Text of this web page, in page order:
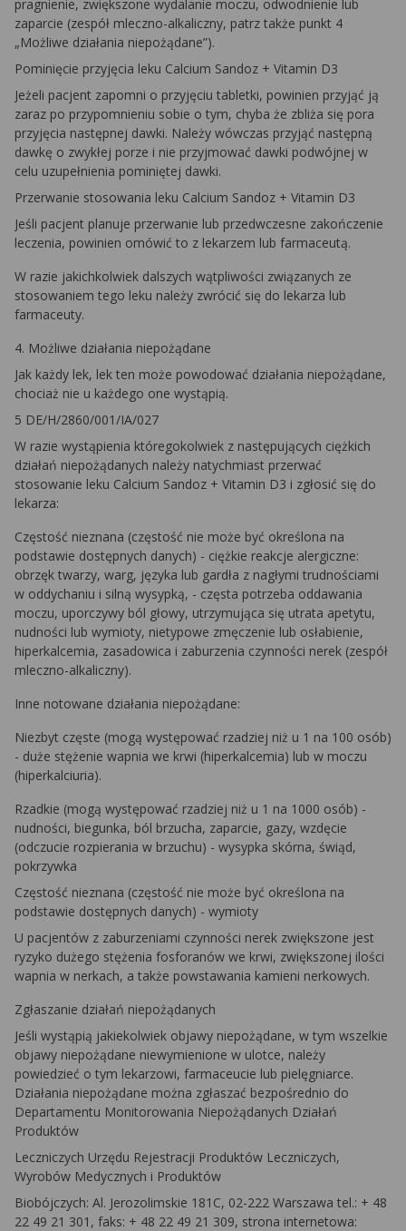
pragnienie, zwiększone wydalanie moczu, odwodnienie lub
zaparcie (zespół mleczno-alkaliczny, patrz także punkt 4
„Możliwe działania niepożądane”).
Pominięcie przyjęcia leku Calcium Sandoz + Vitamin D3
Jeżeli pacjent zapomni o przyjęciu tabletki, powinien przyjąć ją
zaraz po przypomnieniu sobie o tym, chyba że zbliża się pora
przyjęcia następnej dawki. Należy wówczas przyjąć następną
dawkę o zwykłej porze i nie przyjmować dawki podwójnej w
celu uzupełnienia pominiętej dawki.
Przerwanie stosowania leku Calcium Sandoz + Vitamin D3
Jeśli pacjent planuje przerwanie lub przedwczesne zakończenie
leczenia, powinien omówić to z lekarzem lub farmaceutą.
W razie jakichkolwiek dalszych wątpliwości związanych ze
stosowaniem tego leku należy zwrócić się do lekarza lub
farmaceuty.
4. Możliwe działania niepożądane
Jak każdy lek, lek ten może powodować działania niepożądane,
chociaż nie u każdego one wystąpią.
5 DE/H/2860/001/IA/027
W razie wystąpienia któregokolwiek z następujących ciężkich
działań niepożądanych należy natychmiast przerwać
stosowanie leku Calcium Sandoz + Vitamin D3 i zgłosić się do
lekarza:
Częstość nieznana (częstość nie może być określona na
podstawie dostępnych danych) - ciężkie reakcje alergiczne:
obrzęk twarzy, warg, języka lub gardła z nagłymi trudnościami
w oddychaniu i silną wysypką, - częsta potrzeba oddawania
moczu, uporczywy ból głowy, utrzymująca się utrata apetytu,
nudności lub wymioty, nietypowe zmęczenie lub osłabienie,
hiperkalcemia, zasadowica i zaburzenia czynności nerek (zespół
mleczno-alkaliczny).
Inne notowane działania niepożądane:
Niezbyt częste (mogą występować rzadziej niż u 1 na 100 osób)
- duże stężenie wapnia we krwi (hiperkalcemia) lub w moczu
(hiperkalciuria).
Rzadkie (mogą występować rzadziej niż u 1 na 1000 osób) -
nudności, biegunka, ból brzucha, zaparcie, gazy, wzdęcie
(odczucie rozpierania w brzuchu) - wysypka skórna, świąd,
pokrzywka
Częstość nieznana (częstość nie może być określona na
podstawie dostępnych danych) - wymioty
U pacjentów z zaburzeniami czynności nerek zwiększone jest
ryzyko dużego stężenia fosforanów we krwi, zwiększonej ilości
wapnia w nerkach, a także powstawania kamieni nerkowych.
Zgłaszanie działań niepożądanych
Jeśli wystąpią jakiekolwiek objawy niepożądane, w tym wszelkie
objawy niepożądane niewymienione w ulotce, należy
powiedzieć o tym lekarzowi, farmaceucie lub pielęgniarce.
Działania niepożądane można zgłaszać bezpośrednio do
Departamentu Monitorowania Niepożądanych Działań
Produktów
Leczniczych Urzędu Rejestracji Produktów Leczniczych,
Wyrobów Medycznych i Produktów
Biobójczych: Al. Jerozolimskie 181C, 02-222 Warszawa tel.: + 48
22 49 21 301, faks: + 48 22 49 21 309, strona internetowa: